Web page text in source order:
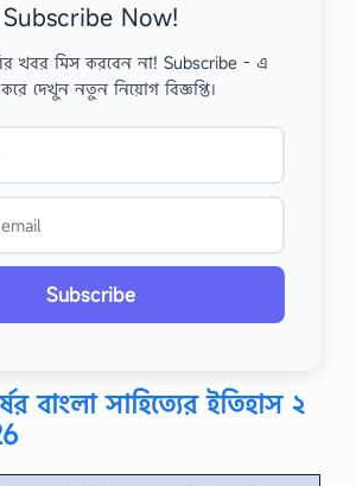
Subscribe Now!
খবর মিস করবেন না! Subscribe - এ
দেখুন নতুন নিয়োগ বিজ্ঞপ্তি।
Subscribe
বাংলা সাহিত্যের ইতিহাস ২